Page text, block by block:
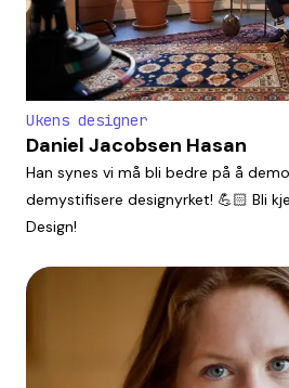
Ukens designer
Daniel Jacobsen Hasan
Han synes vi må bli bedre på å
demystifisere designyrket! 💪🏻 Bli
Design!